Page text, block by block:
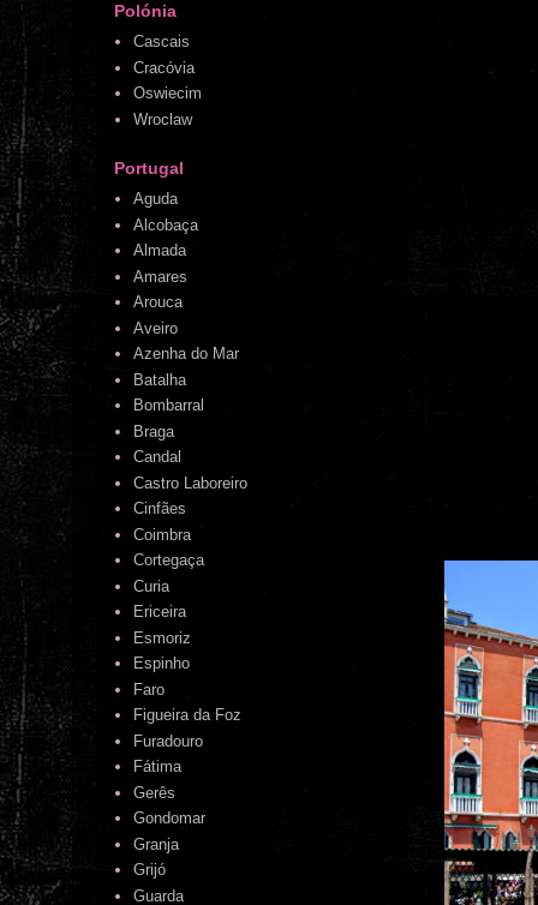
Polónia
Cascais
Cracóvia
Oswiecim
Wroclaw
Portugal
Aguda
Alcobaça
Almada
Amares
Arouca
Aveiro
Azenha do Mar
Batalha
Bombarral
Braga
Candal
Castro Laboreiro
Cinfães
Coimbra
Cortegaça
Curia
Ericeira
Esmoriz
Espinho
Faro
Figueira da Foz
Furadouro
Fátima
Gerês
Gondomar
Granja
Grijó
Guarda